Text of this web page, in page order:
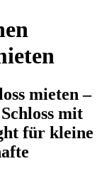
mieten –
mit
für kleine